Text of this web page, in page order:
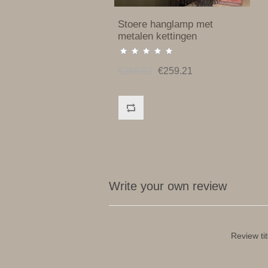
Stoere hanglamp met
metalen kettingen
€259.21
Write your own review
Review